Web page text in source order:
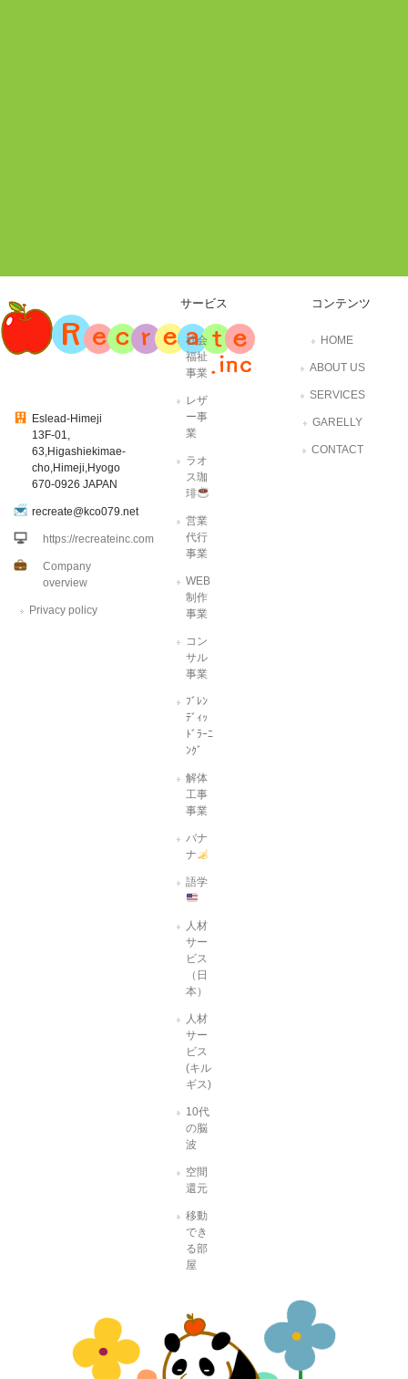
Eslead-Himeji
13F-01,
63,Higashiekimae-
cho,Himeji,Hyogo
670-0926 JAPAN
recreate@kco079.net
https://recreateinc.com
Company
overview
Privacy policy
サービス
社会
福祉
事業
レザ
ー事
業
ラオ
ス珈
琲
営業
代行
事業
WEB
制作
事業
コン
サル
事業
ﾌﾞﾚﾝ
ﾃﾞｨｯ
ﾄﾞﾗｰﾆ
ﾝｸﾞ
解体
工事
事業
バナ
ナ
語学
人材
サー
ビス
（日
本）
人材
サー
ビス
(キル
ギス)
10代
の脳
波
空間
還元
移動
でき
る部
屋
コンテンツ
HOME
ABOUT US
SERVICES
GARELLY
CONTACT